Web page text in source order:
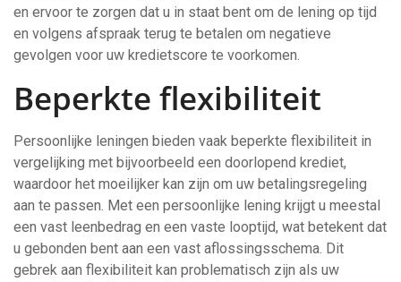
en ervoor te zorgen dat u in staat bent om de lening op tijd
en volgens afspraak terug te betalen om negatieve
gevolgen voor uw kredietscore te voorkomen.
Beperkte flexibiliteit
Persoonlijke leningen bieden vaak beperkte flexibiliteit in
vergelijking met bijvoorbeeld een doorlopend krediet,
waardoor het moeilijker kan zijn om uw betalingsregeling
aan te passen. Met een persoonlijke lening krijgt u meestal
een vast leenbedrag en een vaste looptijd, wat betekent dat
u gebonden bent aan een vast aflossingsschema. Dit
gebrek aan flexibiliteit kan problematisch zijn als uw